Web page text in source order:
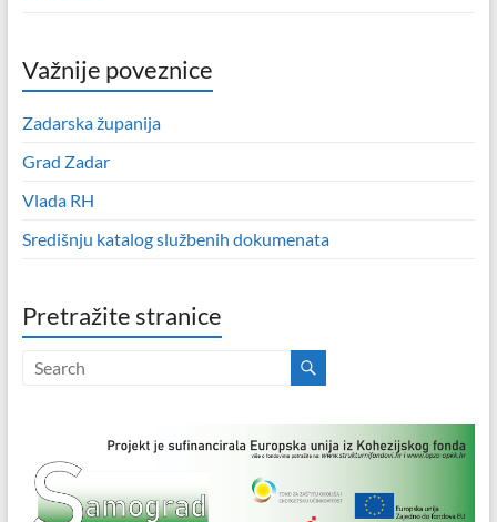
Važnije poveznice
Zadarska županija
Grad Zadar
Vlada RH
Središnju katalog službenih dokumenata
Pretražite stranice